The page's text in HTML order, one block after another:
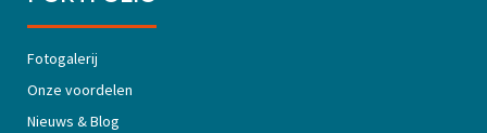
Fotogalerij
Onze voordelen
Nieuws & Blog